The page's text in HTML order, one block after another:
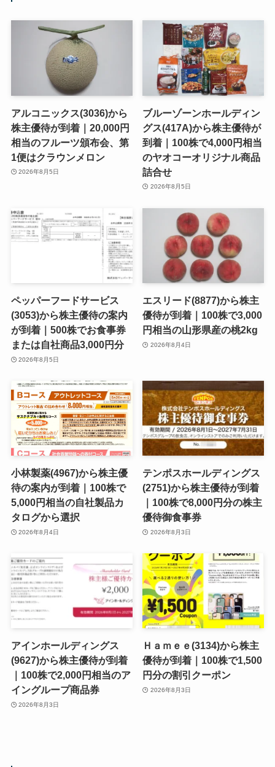
アルコニックス(3036)から
株主優待が到着｜20,000円
相当のフルーツ頒布会、第
1便はクラウンメロン
2026年8月5日
ブルーゾーンホールディン
グス(417A)から株主優待が
到着｜100株で4,000円相当
のヤオコーオリジナル商品
詰合せ
2026年8月5日
ペッパーフードサービス
(3053)から株主優待の案内
が到着｜500株でお食事券
または自社商品3,000円分
2026年8月5日
エスリード(8877)から株主
優待が到着｜100株で3,000
円相当の山形県産の桃2kg
2026年8月4日
小林製薬(4967)から株主優
待の案内が到着｜100株で
5,000円相当の自社製品カ
タログから選択
2026年8月4日
テンポスホールディングス
(2751)から株主優待が到着
｜100株で8,000円分の株主
優待御食事券
2026年8月3日
アインホールディングス
(9627)から株主優待が到着
｜100株で2,000円相当のア
イングループ商品券
2026年8月3日
Ｈａｍｅｅ(3134)から株主
優待が到着｜100株で1,500
円分の割引クーポン
2026年8月3日